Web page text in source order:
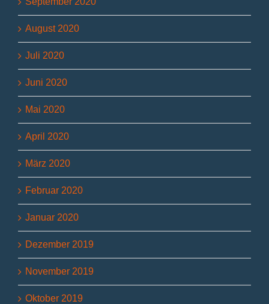
August 2020
Juli 2020
Juni 2020
Mai 2020
April 2020
März 2020
Februar 2020
Januar 2020
Dezember 2019
November 2019
Oktober 2019